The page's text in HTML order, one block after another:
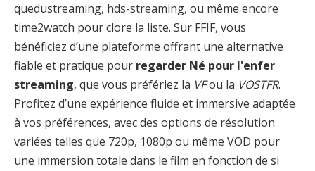
quedustreaming, hds-streaming, ou même encore
time2watch pour clore la liste. Sur FFIF, vous
bénéficiez d’une plateforme offrant une alternative
fiable et pratique pour regarder Né pour l'enfer
streaming, que vous préfériez la VFou la VOSTFR.
Profitez d’une expérience fluide et immersive adaptée
à vos préférences, avec des options de résolution
variées telles que 720p, 1080p ou même VOD pour
une immersion totale dans le film en fonction de si